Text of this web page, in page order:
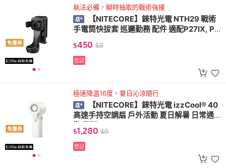
免運券
執法必備，瞬時抽取的戰術強援
【NITECORE】錸特光電 NTH29 戰術
手電筒快拔套 巡邏勤務 配件 適配P27IX, P2
$450 $0
登記
免運券
極速降溫16度，夏日沁涼隨行
【NITECORE】錸特光電 izzCool® 40
高速手持空調扇 戶外活動 夏日解暑 日常通
勤 便攜
$1,280 $0
登記